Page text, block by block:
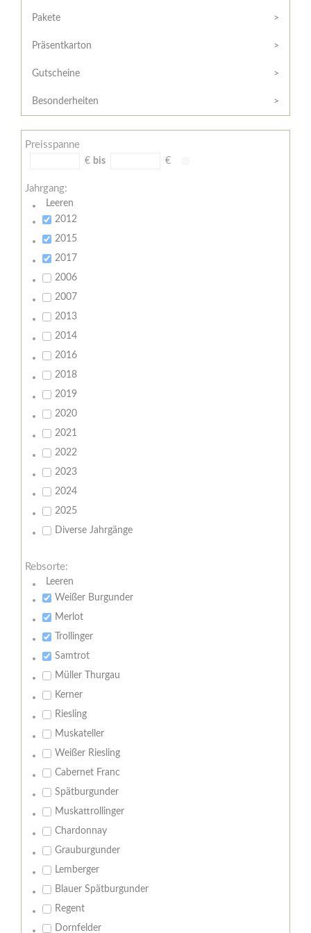
/
Widerrufsformular
AGB
Zahlungsbedingungen
Meine
Pakete
Präsentkarton
Gutscheine
Besonderheiten
Preisspanne
€ bis €
Jahrgang:
Leeren
2012
2015
2017
2006
2007
2013
2014
2016
2018
2019
2020
2021
2022
2023
2024
2025
Diverse Jahrgänge
Rebsorte:
Leeren
Weißer Burgunder
Merlot
Trollinger
Samtrot
Müller Thurgau
Kerner
Riesling
Muskateller
Weißer Riesling
Cabernet Franc
Spätburgunder
Muskattrollinger
Chardonnay
Grauburgunder
Lemberger
Blauer Spätburgunder
Regent
Dornfelder